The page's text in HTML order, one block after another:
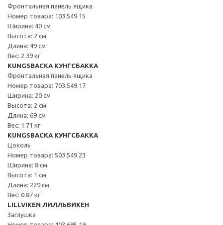
Фронтальная панель ящика
Номер товара: 103.549.15
Ширина: 40 см
Высота: 2 см
Длина: 49 см
Вес: 2.39 кг
KUNGSBACKA КУНГСБАККА
Фронтальная панель ящика
Номер товара: 703.549.17
Ширина: 20 см
Высота: 2 см
Длина: 69 см
Вес: 1.71 кг
KUNGSBACKA КУНГСБАККА
Цоколь
Номер товара: 503.549.23
Ширина: 8 см
Высота: 1 см
Длина: 229 см
Вес: 0.87 кг
LILLVIKEN ЛИЛЛЬВИКЕН
Заглушка